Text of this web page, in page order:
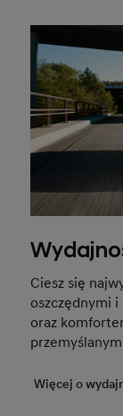
Ciesz się
oszczędnymi
oraz
Więcej o